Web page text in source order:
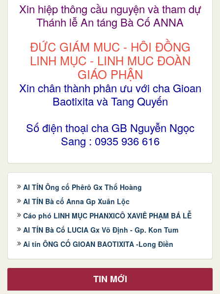
Xin hiệp thông cầu nguyện và tham dự
Thánh lễ An táng Bà Cố ANNA
ĐỨC GIÁM MỤC - HỘI ĐỒNG
LINH MỤC - LINH MỤC ĐOÀN
GIÁO PHẬN
Xin chân thành phân ưu với cha Gioan
Baotixita và Tang Quyến
Số điện thoại cha GB Nguyễn Ngọc
Sang : 0935 936 616
AI TÍN Ông cố Phêrô Gx Thổ Hoàng
AI TÍN Bà cố Anna Gp Xuân Lộc
Cáo phó LINH MỤC PHANXICÔ XAVIÊ PHẠM BÁ LỄ
AI TÍN Bà Cố LUCIA Gx Võ Định - Gp. Kon Tum
Ai tín ÔNG CỐ GIOAN BAOTIXITA -Long Điền
TIN MỚI